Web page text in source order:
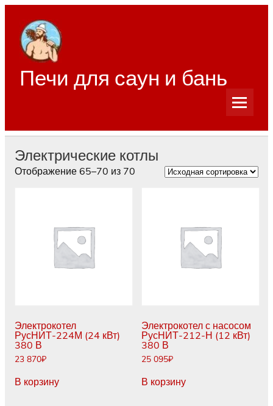
Перейти
содержимому
Печи для саун и бань
Электрические котлы
Отображение 65–70 из 70
Электрокотел
РусНИТ-224М (24 кВт)
380 В
23 870₽
В корзину
Электрокотел с насосом
РусНИТ-212-Н (12 кВт)
380 В
25 095₽
В корзину